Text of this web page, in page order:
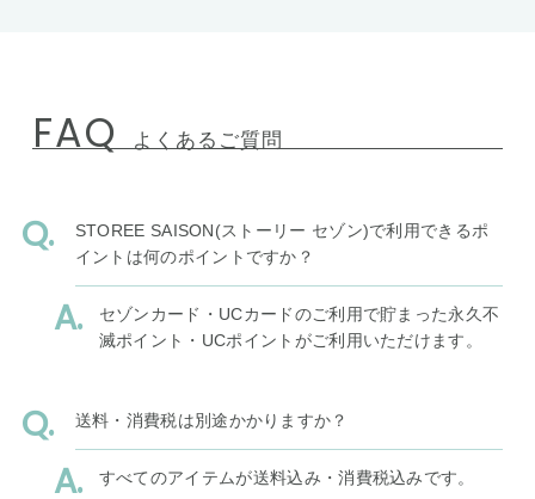
FAQ よくあるご質問
STOREE SAISON(ストーリー セゾン)で利用できるポ
イントは何のポイントですか？
セゾンカード・UCカードのご利用で貯まった永久不
滅ポイント・UCポイントがご利用いただけます。
送料・消費税は別途かかりますか？
すべてのアイテムが送料込み・消費税込みです。